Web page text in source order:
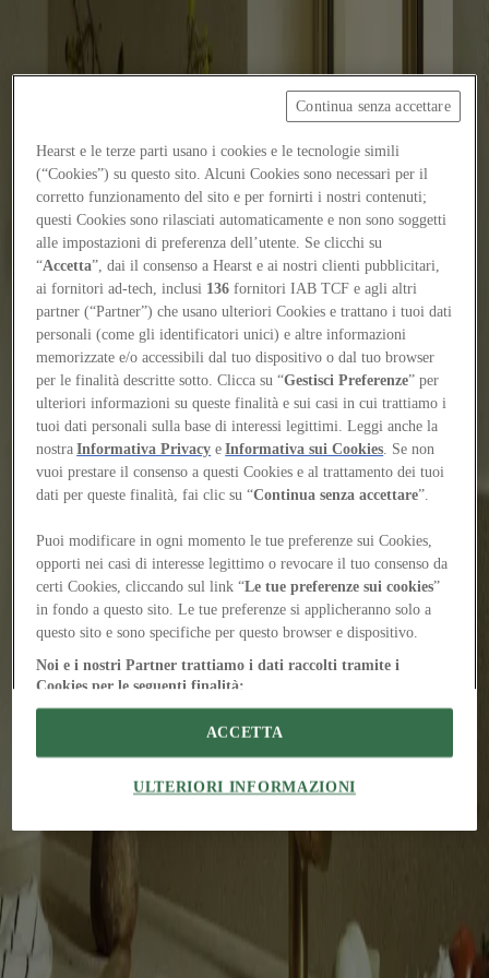
Contacts
EN
Log in
Home
#bathroom
#bathroom
Companies
antoniolupi / A new identity for the faucetAbout: x antoniolupi /
Marco Valenti
collection’s elements become architectural statements
Elements
Bathroom / LAYA by i.s.m.architectenChiara Tassano
In Antwerp, a domestic bathroom becomes an inhabitable room,
where autonomous volumes and coloured surfaces redefine uses and
movements
Companies
CRISTINA / Faucets for the bath, kitchen, and outdoors
CRISTINA / Ciro Marco Musella
The Italian brand develops solutions tailored for designers, with
domestic spaces
The Global Architecture Platforfm
Terms of UsePrivacy
notice
Accessibility Abbonationline.it
Hearst e le terze parti usano i cookies e le tecnologie simili
(“Cookies”) su questo sito. Alcuni Cookies sono necessari per il
corretto funzionamento del sito e per fornirti i nostri contenuti;
questi Cookies sono rilasciati automaticamente e non sono soggetti
alle impostazioni di preferenza dell’utente. Se clicchi su
“Accetta”, dai il consenso a Hearst e ai nostri clienti pubblicitari,
ai fornitori ad-tech, inclusi 136 fornitori IAB TCF e agli altri
partner (“Partner”) che usano ulteriori Cookies e trattano i tuoi dati
personali (come gli identificatori unici) e altre informazioni
memorizzate e/o accessibili dal tuo dispositivo o dal tuo browser
per le finalità descritte sotto. Clicca su “Gestisci Preferenze” per
ulteriori informazioni su queste finalità e sui casi in cui trattiamo i
tuoi dati personali sulla base di interessi legittimi. Leggi anche la
nostraInformativa Privacy eInformativa sui Cookies. Se non
vuoi prestare il consenso a questi Cookies e al trattamento dei tuoi
dati per queste finalità, fai clic su “Continua senza accettare”.
Puoi modificare in ogni momento le tue preferenze sui Cookies,
opporti nei casi di interesse legittimo o revocare il tuo consenso da
certi Cookies, cliccando sul link “Le tue preferenze sui cookies”
in fondo a questo sito. Le tue preferenze si applicheranno solo a
questo sito e sono specifiche per questo browser e dispositivo.
Noi e i nostri Partner trattiamo i dati raccolti tramite i
Cookies per le seguenti finalità:
Scansione attiva delle caratteristiche del dispositivo ai fini
dell’identificazione. Archiviare informazioni su dispositivo e/o
sviluppo di servizi.ULTERIORI INFORMAZIONI
ACCETTA
Continua senza accettare